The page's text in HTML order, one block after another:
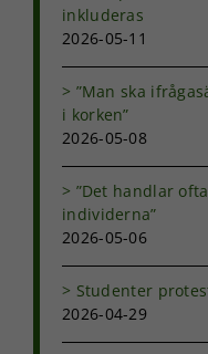
inkluderas
2026-05-11
”Man ska
i korken”
2026-05-08
”Det handlar
individerna”
2026-05-06
Studenter
2026-04-29